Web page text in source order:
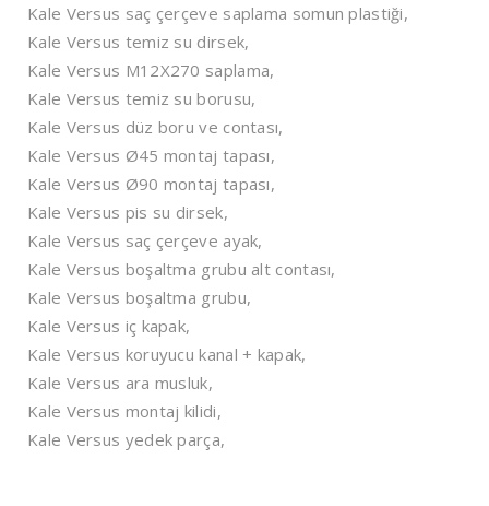
Kale Versus saç çerçeve saplama somun plastiği,
Kale Versus temiz su dirsek,
Kale Versus M12X270 saplama,
Kale Versus temiz su borusu,
Kale Versus düz boru ve contası,
Kale Versus Ø45 montaj tapası,
Kale Versus Ø90 montaj tapası,
Kale Versus pis su dirsek,
Kale Versus saç çerçeve ayak,
Kale Versus boşaltma grubu alt contası,
Kale Versus boşaltma grubu,
Kale Versus iç kapak,
Kale Versus koruyucu kanal + kapak,
Kale Versus ara musluk,
Kale Versus montaj kilidi,
Kale Versus yedek parça,